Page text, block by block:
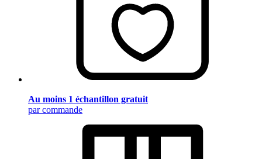
Au moins 1 échantillon gratuit
par commande